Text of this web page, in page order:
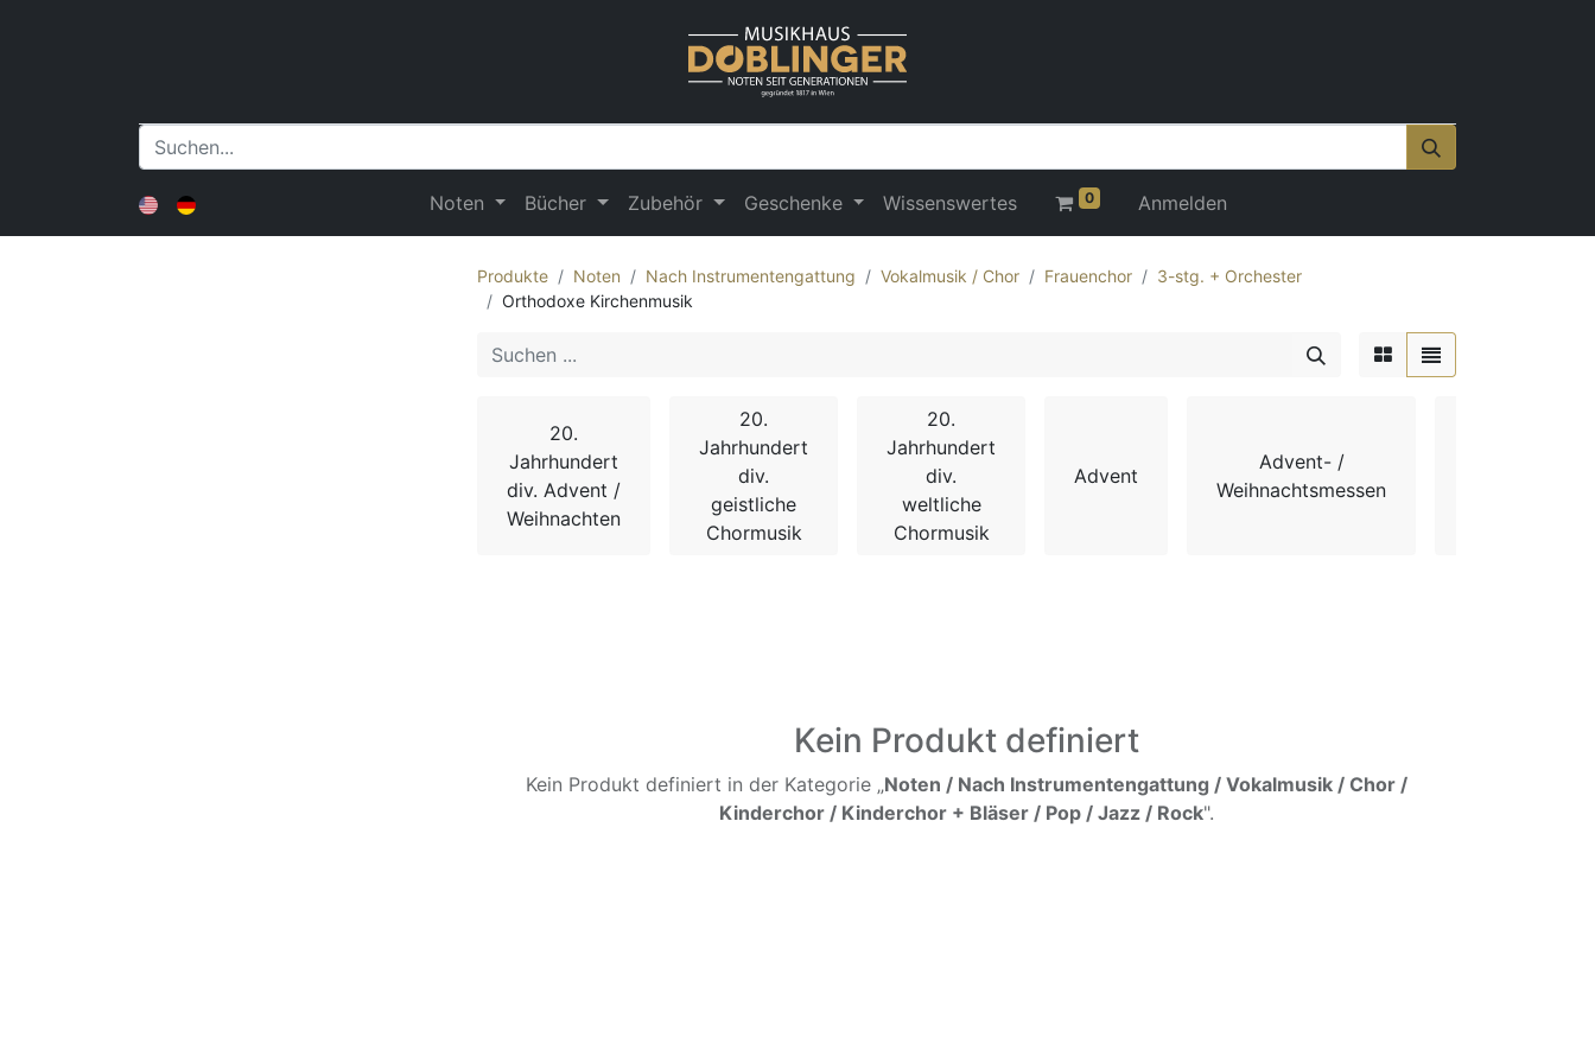
Noten Bücher Zubehör Geschenke Wissenswertes 0 Anmelden
Produkte Noten Nach Instrumentengattung Vokalmusik / Chor Frauenchor
3-stg. + Orchester
Orthodoxe Kirchenmusik
20.
Jahrhundert
div. Advent /
Weihnachten
20.
Jahrhundert
div.
geistliche
Chormusik
20.
Jahrhundert
div.
weltliche
Chormusik
Advent
Advent- /
Weihnachtsmessen
Kein Produkt definiert
Kein Produkt definiert in der Kategorie „Noten / Nach Instrumentengattung / Vokalmusik / Chor /
Kinderchor / Kinderchor + Bläser / Pop / Jazz / Rock".